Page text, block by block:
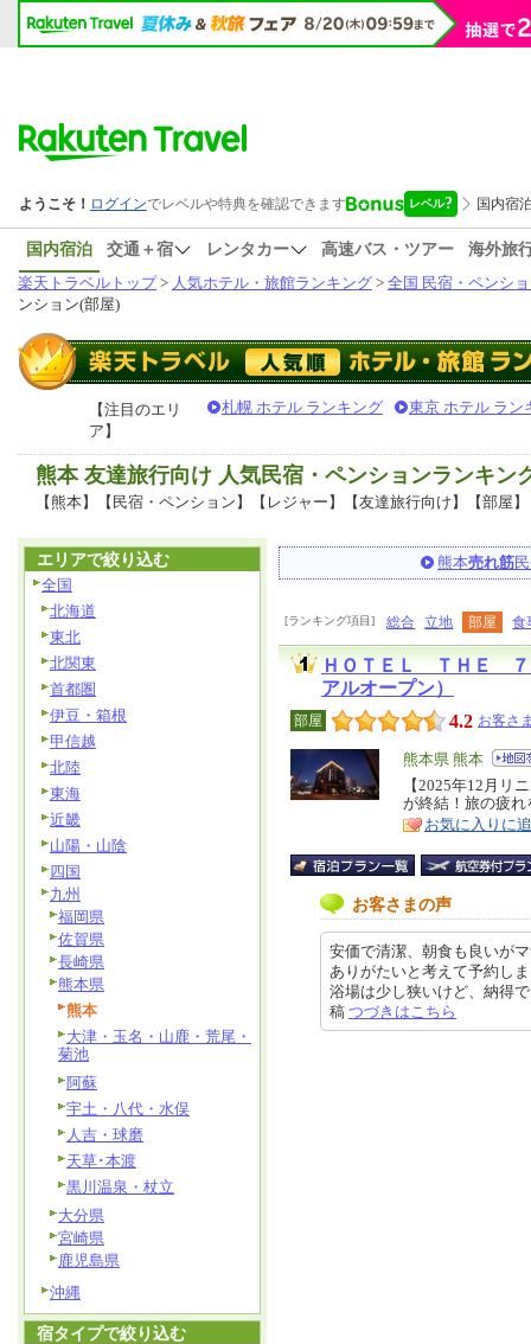
国内宿泊 交通＋宿 レンタカー 高速バス・ツアー
海外旅
楽天トラベルトップ> 人気ホテル・旅館ランキング > 全国 民宿・ペンシ
ンション(部屋)
【注目のエリ
ア】
札幌 ホテル ランキング 東京 ホテル ラン
熊本 友達旅行向け 人気民宿・ペンションランキン
【熊本】【民宿・ペンション】【レジャー】【友達旅行向け】【部屋】
熊本売れ筋
[ランキング項目] 総合 立地 部屋 食
ＨＯＴＥＬ ＴＨＥ ７
アルオープン）
部屋 4.2 お客さ
エ
リ
ア
熊本県 熊本
特
徴
【2025年12月リ
が終結！旅の疲
お気に入りに
お客さまの声
安価で清潔、朝食も良いが
ありがたいと考えて予約し
浴場は少し狭いけど、納得
稿 つづきはこちら
エリアで絞り込む
全国
北海道
東北
北関東
首都圏
伊豆・箱根
甲信越
北陸
東海
近畿
山陽・山陰
四国
九州
福岡県
佐賀県
長崎県
熊本県
熊本
大津・玉名・山鹿・荒尾・
菊池
阿蘇
宇土・八代・水俣
人吉・球磨
天草･本渡
黒川温泉・杖立
大分県
宮崎県
鹿児島県
沖縄
宿タイプで絞り込む